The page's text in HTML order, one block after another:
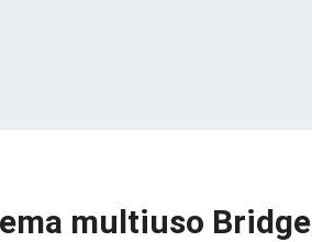
multiuso Bridge